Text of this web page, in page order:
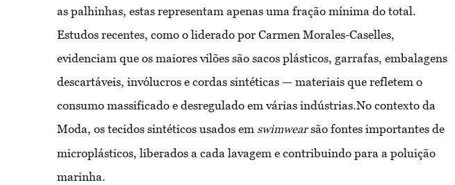
as palhinhas, estas representam apenas uma fração mínima do total.
Estudos recentes, como o liderado por Carmen Morales-Caselles,
evidenciam que os maiores vilões são sacos plásticos, garrafas, embalagens
descartáveis, invólucros e cordas sintéticas — materiais que refletem o
consumo massificado e desregulado em várias indústrias.No contexto da
Moda, os tecidos sintéticos usados em swimwearsão fontes importantes de
microplásticos, liberados a cada lavagem e contribuindo para a poluição
marinha.